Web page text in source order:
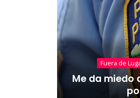
Fuera de
Me da miedo